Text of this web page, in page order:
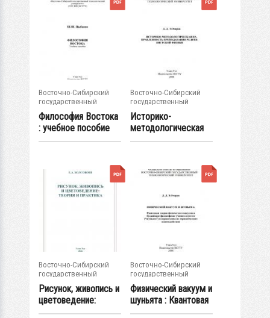
Восточно-Сибирский
государственный
университет...
Философия Востока
: учебное пособие
Восточно-Сибирский
государственный
университет...
Историко-
методологическая
направленность...
Восточно-Сибирский
государственный
университет...
Рисунок, живопись и
цветоведение:
теория и...
Восточно-Сибирский
государственный
университет...
Физический вакуум и
шуньята : Квантовая
теория...